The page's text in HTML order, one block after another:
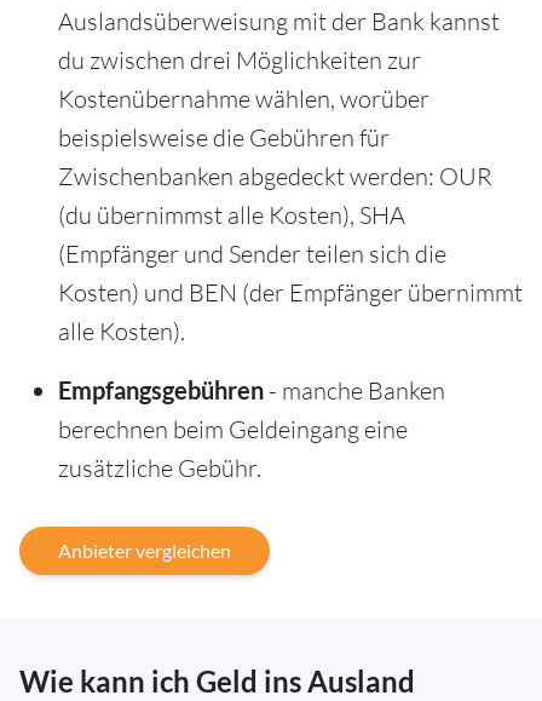
Auslandsüberweisung mit der Bank kannst
du zwischen drei Möglichkeiten zur
Kostenübernahme wählen, worüber
beispielsweise die Gebühren für
Zwischenbanken abgedeckt werden: OUR
(du übernimmst alle Kosten), SHA
(Empfänger und Sender teilen sich die
Kosten) und BEN (der Empfänger übernimmt
alle Kosten).
Empfangsgebühren - manche Banken
berechnen beim Geldeingang eine
zusätzliche Gebühr.
Anbieter vergleichen
Wie kann ich Geld ins Ausland